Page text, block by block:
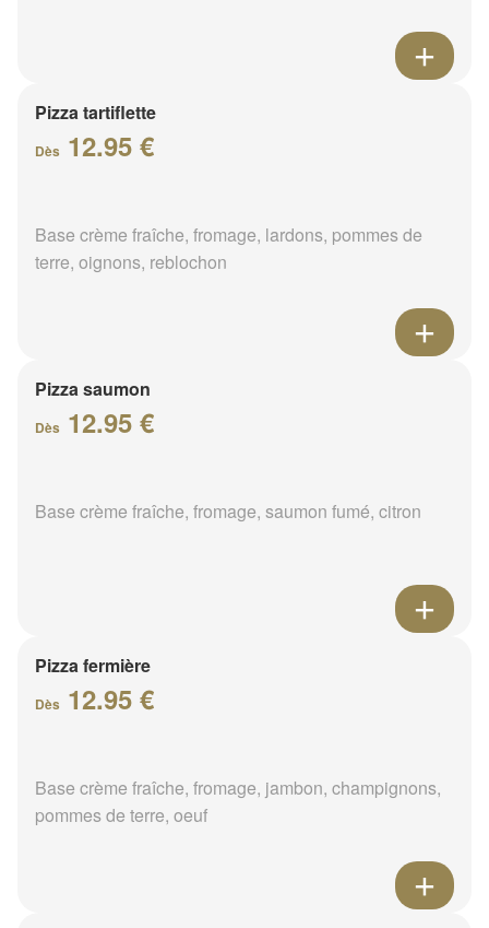
Pizza tartiflette
Dès 12.95 €
Base crème fraîche, fromage, lardons, pommes de
terre, oignons, reblochon
Pizza saumon
Dès 12.95 €
Base crème fraîche, fromage, saumon fumé, citron
Pizza fermière
Dès 12.95 €
Base crème fraîche, fromage, jambon, champignons,
pommes de terre, oeuf